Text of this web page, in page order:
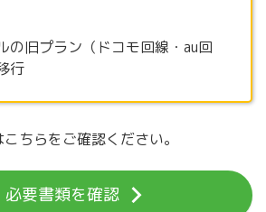
の旧プラン（ドコモ回線・au回
行
ちらをご確認ください。
必要書類を確認